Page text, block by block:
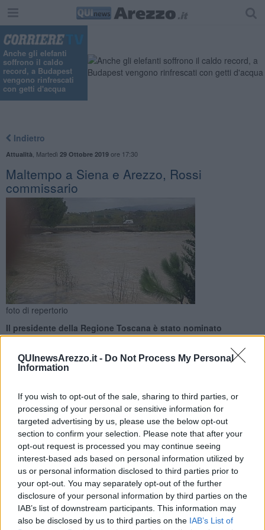
QUInewsArezzo.it - Do Not Process My Personal
Information
If you wish to opt-out of the sale, sharing to third parties, or
processing of your personal or sensitive information for
targeted advertising by us, please use the below opt-out
section to confirm your selection. Please note that after your
opt-out request is processed you may continue seeing
interest-based ads based on personal information utilized by
us or personal information disclosed to third parties prior to
your opt-out. You may separately opt-out of the further
disclosure of your personal information by third parties on the
IAB’s list of downstream participants. This information may
also be disclosed by us to third parties on the IAB’s List of
Anche gli elefanti
soffrono il caldo
record, a Budapest
vengono rinfrescati
con getti d'acqua
Indietro
Attualità Martedì 29 Ottobre 2019ore 17:30
Maltempo a Siena e Arezzo, Rossi
commissario
foto di repertorio
Il presidente della Regione Toscana è stato nominato
commissario delegato per gli interventi urgenti resi necessari
FIRENZE —Il capo della Protezione civile nazionale, Angelo
Borrelli ha nominato il presidente della Regione Toscana, Enrico
Rossi, commissario delegato per gli interventi urgenti resi necessari
dai gravi eventi meteorologici che il 27 e 28 luglio 2019 hanno
colpito le province di Arezzo e Siena.
L'atto fa seguito alla delibera con cui il Consiglio dei Ministri aveva
proclamato, il 19 settembre scorso, lo stato di emergenza per 12
mesi, anche per le due province toscane, in conseguenza dei danni
causati dall'ondata di maltempo. Nella delibera era stato indicato